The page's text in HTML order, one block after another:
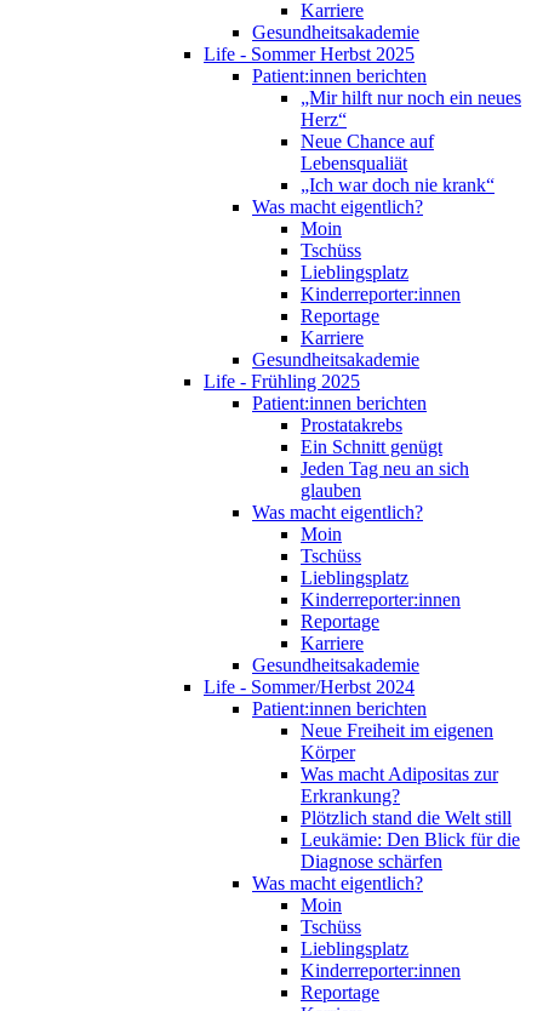
Karriere
Gesundheitsakademie
Life - Sommer Herbst 2025
Patient:innen berichten
„Mir hilft nur noch ein neues
Herz“
Neue Chance auf
Lebensqualiät
„Ich war doch nie krank“
Was macht eigentlich?
Moin
Tschüss
Lieblingsplatz
Kinderreporter:innen
Reportage
Karriere
Gesundheitsakademie
Life - Frühling 2025
Patient:innen berichten
Prostatakrebs
Ein Schnitt genügt
Jeden Tag neu an sich
glauben
Was macht eigentlich?
Moin
Tschüss
Lieblingsplatz
Kinderreporter:innen
Reportage
Karriere
Gesundheitsakademie
Life - Sommer/Herbst 2024
Patient:innen berichten
Neue Freiheit im eigenen
Körper
Was macht Adipositas zur
Erkrankung?
Plötzlich stand die Welt still
Leukämie: Den Blick für die
Diagnose schärfen
Was macht eigentlich?
Moin
Tschüss
Lieblingsplatz
Kinderreporter:innen
Reportage